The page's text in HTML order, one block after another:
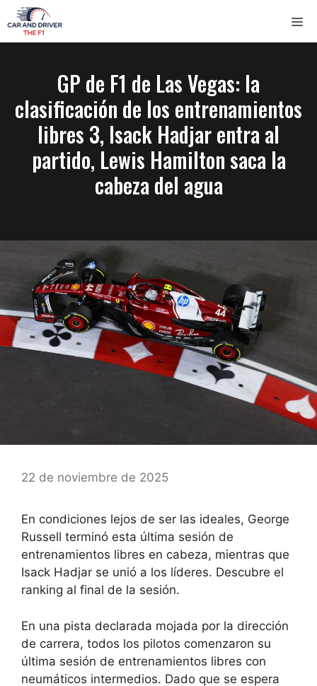
Saltar
al
contenido
GP de F1 de Las Vegas: la
clasificación de los entrenamientos
libres 3, Isack Hadjar entra al
partido, Lewis Hamilton saca la
cabeza del agua
22 de noviembre de 2025
En condiciones lejos de ser las ideales, George
Russell terminó esta última sesión de
entrenamientos libres en cabeza, mientras que
Isack Hadjar se unió a los líderes. Descubre el
ranking al final de la sesión.
En una pista declarada mojada por la dirección
de carrera, todos los pilotos comenzaron su
última sesión de entrenamientos libres con
neumáticos intermedios. Dado que se espera